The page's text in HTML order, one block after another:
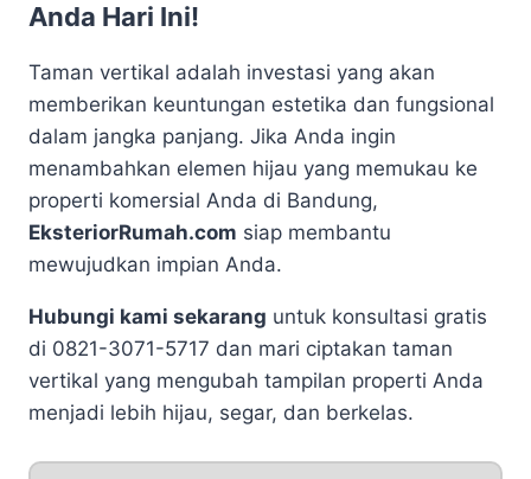
Anda Hari Ini!
Taman vertikal adalah investasi yang akan
memberikan keuntungan estetika dan fungsional
dalam jangka panjang. Jika Anda ingin
menambahkan elemen hijau yang memukau ke
properti komersial Anda di Bandung,
EksteriorRumah.com siap membantu
mewujudkan impian Anda.
Hubungi kami sekarang untuk konsultasi gratis
di 0821-3071-5717 dan mari ciptakan taman
vertikal yang mengubah tampilan properti Anda
menjadi lebih hijau, segar, dan berkelas.